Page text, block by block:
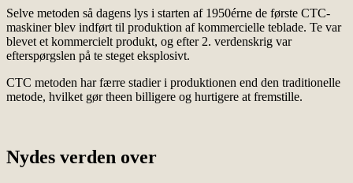
Selve metoden så dagens lys i starten af 1950érne de første CTC-
maskiner blev indført til produktion af kommercielle teblade. Te var
blevet et kommercielt produkt, og efter 2. verdenskrig var
efterspørgslen på te steget eksplosivt.
CTC metoden har færre stadier i produktionen end den traditionelle
metode, hvilket gør theen billigere og hurtigere at fremstille.
Nydes verden over